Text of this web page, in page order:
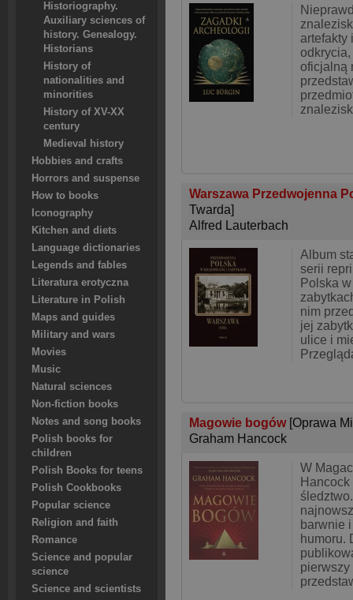
Historiography.
Auxiliary sciences of
history. Genealogy.
Historians
History of
nationalities and
minorities
History of XV-XX
century
Medieval history
Hobbies and crafts
Horrors and suspense
How to books
Iconography
Kitchen and diets
Language dictionaries
Legends and fables
Literatura erotyczna
Literature in Polish
Maps and guides
Military and wars
Movies
Music
Natural sciences
Non-fiction books
Notes and song books
Polish books for
children
Polish Books for teens
Polish Cookbooks
Popular science
Religion and faith
Romance
Science and popular
science
Science and scientists
artefakty
oficjalną
Warszawa Przedwojenna
Twarda]
Alfred Lauterbach
Album
serii
Polska
nim
jej
ulice i
Magowie bogów [Oprawa
Graham Hancock
W
barwnie
humoru.